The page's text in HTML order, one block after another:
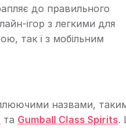
до правильного
ігор з легкими для
так і з мобільним
назвами,
та Gumball Class Spirits.